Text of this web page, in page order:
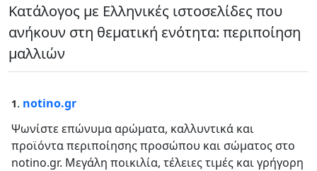
Κατάλογος με Ελληνικές ιστοσελίδες που
ανήκουν στη θεματική ενότητα: περιποίηση
μαλλιών
1. notino.gr
Ψωνίστε επώνυμα αρώματα, καλλυντικά και
προϊόντα περιποίησης προσώπου και σώματος στο
notino.gr. Μεγάλη ποικιλία, τέλειες τιμές και γρήγορη